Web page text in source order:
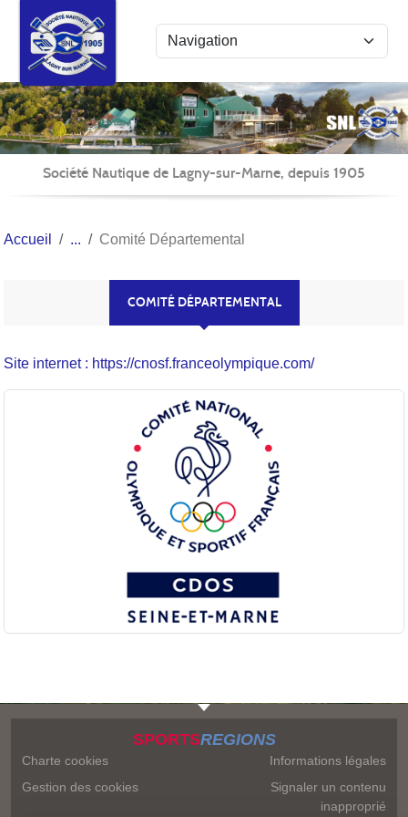
Société Nautique de Lagny-sur-Marne, depuis 1905
Accueil Comité Départemental
COMITÉ DÉPARTEMENTAL
Site internet : https://cnosf.franceolympique.com/
SPORTSREGIONS
Charte cookies
Gestion des cookies
Informations légales
Signaler un contenu
inapproprié
Panneau de gestion des cookies